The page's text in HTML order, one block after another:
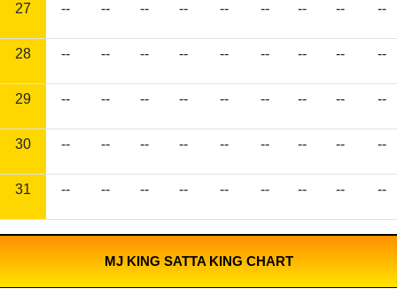
27 -- -- -- -- -- -- -- -- --
28 -- -- -- -- -- -- -- -- --
29 -- -- -- -- -- -- -- -- --
30 -- -- -- -- -- -- -- -- --
31 -- -- -- -- -- -- -- -- --
MJ KING SATTA KING CHART